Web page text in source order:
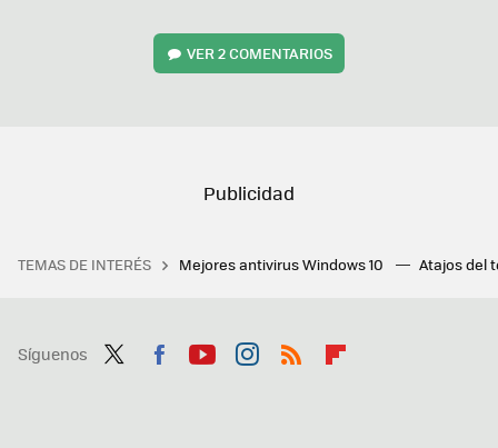
VER2 COMENTARIOS
TEMAS DE INTERÉS Mejores antivirus Windows 10 Atajos del
Síguenos